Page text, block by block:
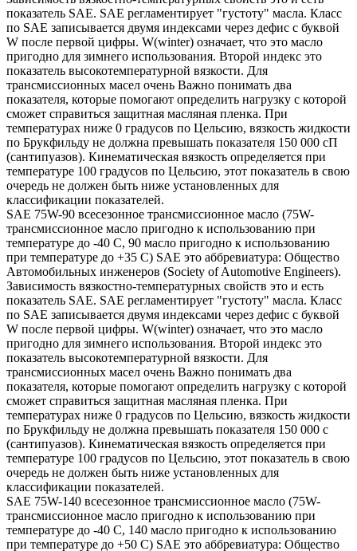
показатель SAE. SAE регламентирует "густоту" масла. Класс
по SAE записывается двумя индексами через дефис с буквой
W после первой цифры. W(winter) означает, что это масло
пригодно для зимнего использования. Второй индекс это
показатель высокотемпературной вязкости. Для
трансмиссионных масел очень Важно понимать два
показателя, которые помогают определить нагрузку с которой
сможет справиться защитная масляная пленка. При
температурах ниже 0 градусов по Цельсию, вязкость жидкости
по Брукфильду не должна превышать показателя 150 000 сП
(сантипуазов). Кинематическая вязкость определяется при
температуре 100 градусов по Цельсию, этот показатель в свою
очередь не должен быть ниже установленных для
классификации показателей.
SAE 75W-90 всесезонное трансмиссионное масло (75W-
трансмиссионное масло пригодно к использованию при
температуре до -40 С, 90 масло пригодно к использованию
при температуре до +35 С) SAE это аббревиатура: Общество
Автомобильных инженеров (Society of Automotive Engineers).
Зависимость вязкостно-температурных свойств это и есть
показатель SAE. SAE регламентирует "густоту" масла. Класс
по SAE записывается двумя индексами через дефис с буквой
W после первой цифры. W(winter) означает, что это масло
пригодно для зимнего использования. Второй индекс это
показатель высокотемпературной вязкости. Для
трансмиссионных масел очень Важно понимать два
показателя, которые помогают определить нагрузку с которой
сможет справиться защитная масляная пленка. При
температурах ниже 0 градусов по Цельсию, вязкость жидкости
по Брукфильду не должна превышать показателя 150 000 с
(сантипуазов). Кинематическая вязкость определяется при
температуре 100 градусов по Цельсию, этот показатель в свою
очередь не должен быть ниже установленных для
классификации показателей.
SAE 75W-140 всесезонное трансмиссионное масло (75W-
трансмиссионное масло пригодно к использованию при
температуре до -40 С, 140 масло пригодно к использованию
при температуре до +50 С) SAE это аббревиатура: Общество